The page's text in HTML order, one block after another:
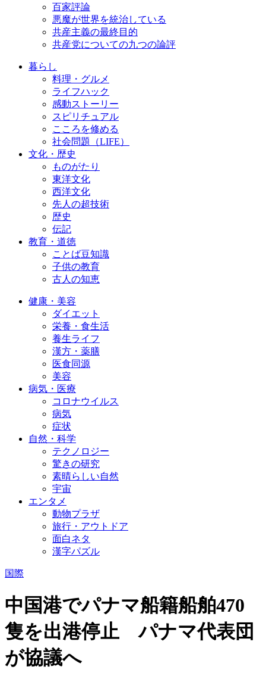
百家評論
悪魔が世界を統治している
共産主義の最終目的
共産党についての九つの論評
暮らし
料理・グルメ
ライフハック
感動ストーリー
スピリチュアル
こころを修める
社会問題（LIFE）
文化・歴史
ものがたり
東洋文化
西洋文化
先人の超技術
歴史
伝記
教育・道徳
ことば豆知識
子供の教育
古人の知恵
健康・美容
ダイエット
栄養・食生活
養生ライフ
漢方・薬膳
医食同源
美容
病気・医療
コロナウイルス
病気
症状
自然・科学
テクノロジー
驚きの研究
素晴らしい自然
宇宙
エンタメ
動物プラザ
旅行・アウトドア
面白ネタ
漢字パズル
国際
中国港でパナマ船籍船舶470
隻を出港停止 パナマ代表団
が協議へ